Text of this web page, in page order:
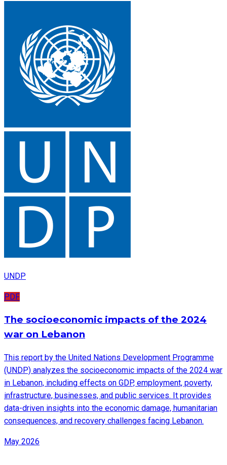
UNDP
PDF
The socioeconomic impacts of the 2024
war on Lebanon
This report by the United Nations Development Programme
(UNDP) analyzes the socioeconomic impacts of the 2024 war
in Lebanon, including effects on GDP, employment, poverty,
infrastructure, businesses, and public services. It provides
data-driven insights into the economic damage, humanitarian
consequences, and recovery challenges facing Lebanon.
May 2026